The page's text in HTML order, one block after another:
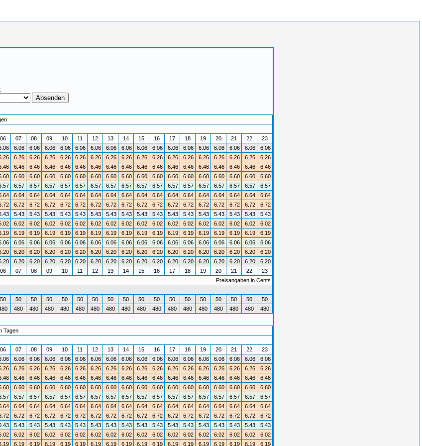
06 07 08 09 10 11 12 13 14 15 16 17 18 19 20 21 22
23
6.06 6.06 6.06 6.06 6.06 6.06 6.06 6.06 6.06 6.06 6.06 6.06 6.06 6.06 6.06 6.06
6.06
6.26 6.26 6.26 6.26 6.26 6.26 6.26 6.26 6.26 6.26 6.26 6.26 6.26 6.26 6.26 6.26
6.26
6.46 6.46 6.46 6.46 6.46 6.46 6.46 6.46 6.46 6.46 6.46 6.46 6.46 6.46 6.46 6.46
6.46
6.60 6.60 6.60 6.60 6.60 6.60 6.60 6.60 6.60 6.60 6.60 6.60 6.60 6.60 6.60 6.60
6.60
6.57 6.57 6.57 6.57 6.57 6.57 6.57 6.57 6.57 6.57 6.57 6.57 6.57 6.57 6.57 6.57
6.57
6.64 6.64 6.64 6.64 6.64 6.64 6.64 6.64 6.64 6.64 6.64 6.64 6.64 6.64 6.64 6.64
6.64
6.72 6.72 6.72 6.72 6.72 6.72 6.72 6.72 6.72 6.72 6.72 6.72 6.72 6.72 6.72 6.72
6.72
5.43 5.43 5.43 5.43 5.43 5.43 5.43 5.43 5.43 5.43 5.43 5.43 5.43 5.43 5.43 5.43
5.43
6.02 6.02 6.02 6.02 6.02 6.02 6.02 6.02 6.02 6.02 6.02 6.02 6.02 6.02 6.02 6.02
6.02
6.19 6.19 6.19 6.19 6.19 6.19 6.19 6.19 6.19 6.19 6.19 6.19 6.19 6.19 6.19 6.19
6.19
6.06 6.06 6.06 6.06 6.06 6.06 6.06 6.06 6.06 6.06 6.06 6.06 6.06 6.06 6.06 6.06
6.06
6.20 6.20 6.20 6.20 6.20 6.20 6.20 6.20 6.20 6.20 6.20 6.20 6.20 6.20 6.20 6.20
6.20
6.20 6.20 6.20 6.20 6.20 6.20 6.20 6.20 6.20 6.20 6.20 6.20 6.20 6.20 6.20 6.20
6.20
06 07 08 09 10 11 12 13 14 15 16 17 18 19 20 21 22
23
Preisangaben in Cents
50 50 50 50 50 50 50 50 50 50 50 50 50 50 50 50 50
50
480 480 480 480 480 480 480 480 480 480 480 480 480 480 480 480 480
Tagen
06 07 08 09 10 11 12 13 14 15 16 17 18 19 20 21 22
23
6.06 6.06 6.06 6.06 6.06 6.06 6.06 6.06 6.06 6.06 6.06 6.06 6.06 6.06 6.06 6.06
6.06
6.26 6.26 6.26 6.26 6.26 6.26 6.26 6.26 6.26 6.26 6.26 6.26 6.26 6.26 6.26 6.26
6.26
6.46 6.46 6.46 6.46 6.46 6.46 6.46 6.46 6.46 6.46 6.46 6.46 6.46 6.46 6.46 6.46
6.46
6.60 6.60 6.60 6.60 6.60 6.60 6.60 6.60 6.60 6.60 6.60 6.60 6.60 6.60 6.60 6.60
6.60
6.57 6.57 6.57 6.57 6.57 6.57 6.57 6.57 6.57 6.57 6.57 6.57 6.57 6.57 6.57 6.57
6.57
6.64 6.64 6.64 6.64 6.64 6.64 6.64 6.64 6.64 6.64 6.64 6.64 6.64 6.64 6.64 6.64
6.64
6.72 6.72 6.72 6.72 6.72 6.72 6.72 6.72 6.72 6.72 6.72 6.72 6.72 6.72 6.72 6.72
6.72
5.43 5.43 5.43 5.43 5.43 5.43 5.43 5.43 5.43 5.43 5.43 5.43 5.43 5.43 5.43 5.43
5.43
6.02 6.02 6.02 6.02 6.02 6.02 6.02 6.02 6.02 6.02 6.02 6.02 6.02 6.02 6.02 6.02
6.02
6.19 6.19 6.19 6.19 6.19 6.19 6.19 6.19 6.19 6.19 6.19 6.19 6.19 6.19 6.19 6.19 6.19